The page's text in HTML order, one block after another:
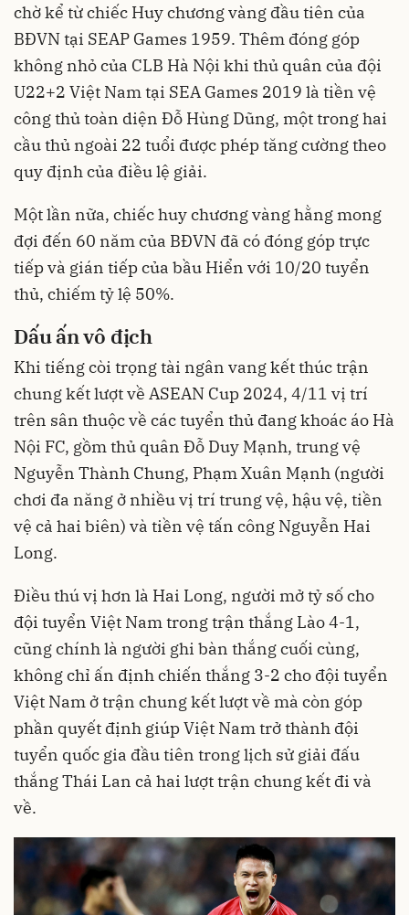
chờ kể từ chiếc Huy chương vàng đầu tiên của
BĐVN tại SEAP Games 1959. Thêm đóng góp
không nhỏ của CLB Hà Nội khi thủ quân của đội
U22+2 Việt Nam tại SEA Games 2019 là tiền vệ
công thủ toàn diện Đỗ Hùng Dũng, một trong hai
cầu thủ ngoài 22 tuổi được phép tăng cường theo
quy định của điều lệ giải.
Một lần nữa, chiếc huy chương vàng hằng mong
đợi đến 60 năm của BĐVN đã có đóng góp trực
tiếp và gián tiếp của bầu Hiển với 10/20 tuyển
thủ, chiếm tỷ lệ 50%.
Dấu ấn vô địch
Khi tiếng còi trọng tài ngân vang kết thúc trận
chung kết lượt về ASEAN Cup 2024, 4/11 vị trí
trên sân thuộc về các tuyển thủ đang khoác áo Hà
Nội FC, gồm thủ quân Đỗ Duy Mạnh, trung vệ
Nguyễn Thành Chung, Phạm Xuân Mạnh (người
chơi đa năng ở nhiều vị trí trung vệ, hậu vệ, tiền
vệ cả hai biên) và tiền vệ tấn công Nguyễn Hai
Long.
Điều thú vị hơn là Hai Long, người mở tỷ số cho
đội tuyển Việt Nam trong trận thắng Lào 4-1,
cũng chính là người ghi bàn thắng cuối cùng,
không chỉ ấn định chiến thắng 3-2 cho đội tuyển
Việt Nam ở trận chung kết lượt về mà còn góp
phần quyết định giúp Việt Nam trở thành đội
tuyển quốc gia đầu tiên trong lịch sử giải đấu
thắng Thái Lan cả hai lượt trận chung kết đi và
về.